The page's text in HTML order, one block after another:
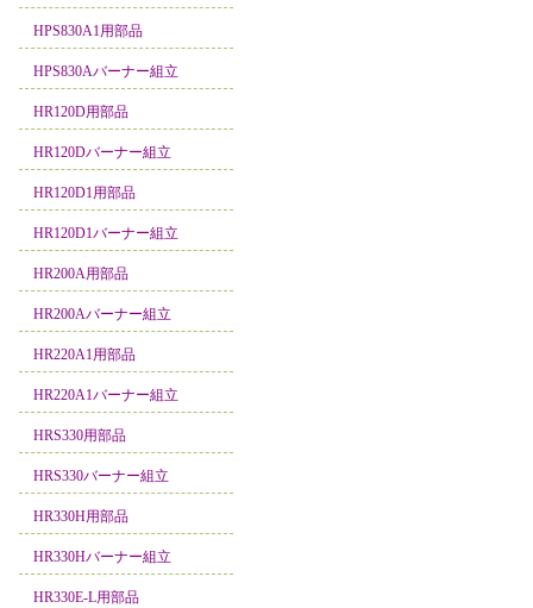
HPS830A1用部品
HPS830Aバーナー組立
HR120D用部品
HR120Dバーナー組立
HR120D1用部品
HR120D1バーナー組立
HR200A用部品
HR200Aバーナー組立
HR220A1用部品
HR220A1バーナー組立
HRS330用部品
HRS330バーナー組立
HR330H用部品
HR330Hバーナー組立
HR330E-L用部品